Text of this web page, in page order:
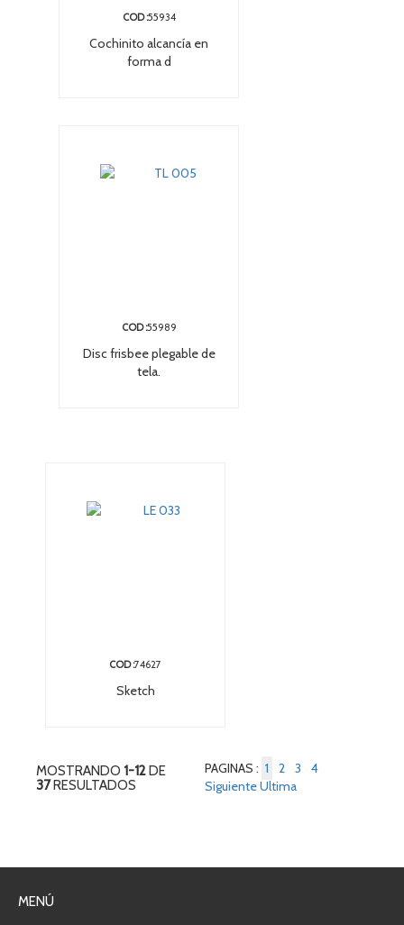
COD :55934
Cochinito alcancía en
forma d
COD :55989
Disc frisbee plegable de
tela.
COD :74627
Sketch
MOSTRANDO 1-12DE
37RESULTADOS
PAGINAS : 1 2 3
4
SiguienteUltima
MENÚ